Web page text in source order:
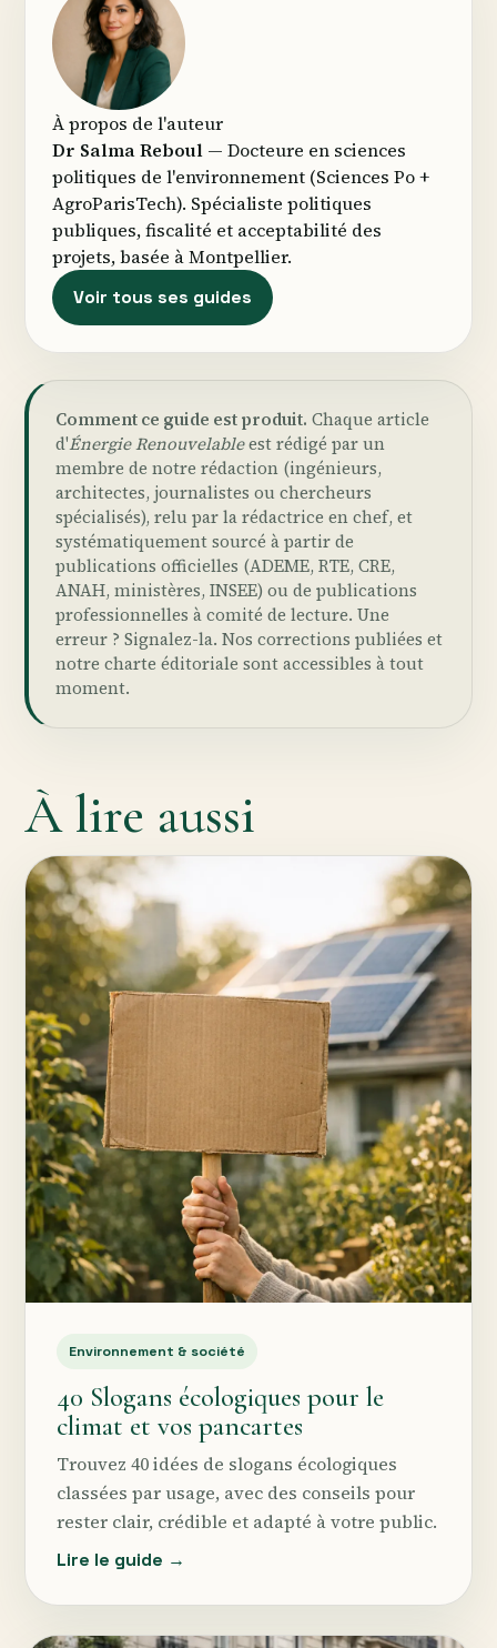
À propos de l'auteur
Dr Salma Reboul — Docteure en sciences
politiques de l'environnement (Sciences Po +
AgroParisTech). Spécialiste politiques
publiques, fiscalité et acceptabilité des
projets, basée à Montpellier.
Voir tous ses guides
Comment ce guide est produit. Chaque article
d'Énergie Renouvelableest rédigé par un
membre de notre rédaction (ingénieurs,
architectes, journalistes ou chercheurs
spécialisés), relu par la rédactrice en chef, et
systématiquement sourcé à partir de
publications officielles (ADEME, RTE, CRE,
ANAH, ministères, INSEE) ou de publications
professionnelles à comité de lecture. Une
erreur ? Signalez-la. Nos corrections publiées et
notre charte éditoriale sont accessibles à tout
moment.
À lire aussi
Environnement & société
40 Slogans écologiques pour le
climat et vos pancartes
Trouvez 40 idées de slogans écologiques
classées par usage, avec des conseils pour
rester clair, crédible et adapté à votre public.
Lire le guide →